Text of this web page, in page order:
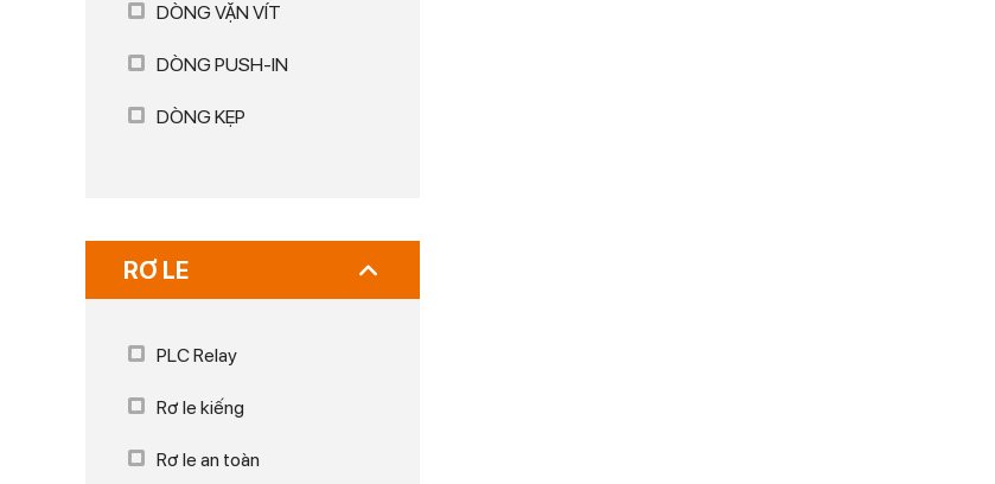
DÒNG VẶN VÍT
DÒNG PUSH-IN
DÒNG KẸP
RƠ LE
PLC Relay
Rơ le kiếng
Rơ le an toàn